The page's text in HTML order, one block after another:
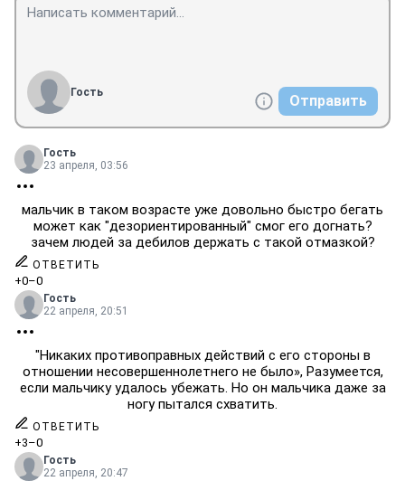
Гость Отправить
Гость
23 апреля, 03:56
мальчик в таком возрасте уже довольно быстро бегать
может как "дезориентированный" смог его догнать?
зачем людей за дебилов держать с такой отмазкой?
ОТВЕТИТЬ
+0–0
Гость
22 апреля, 20:51
"Никаких противоправных действий с его стороны в
отношении несовершеннолетнего не было», Разумеется,
если мальчику удалось убежать. Но он мальчика даже за
ногу пытался схватить.
ОТВЕТИТЬ
+3–0
Гость
22 апреля, 20:47